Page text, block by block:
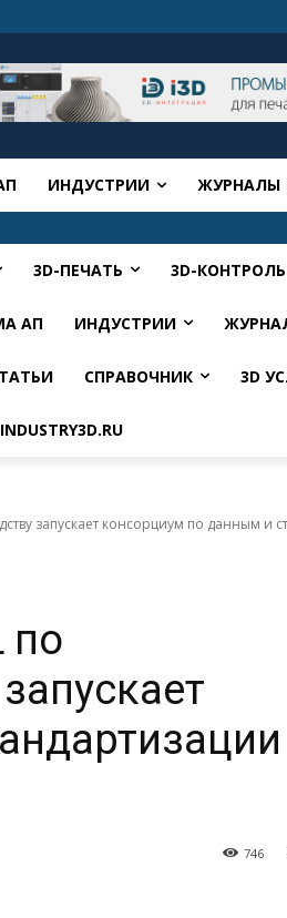
ИНДУСТРИИ ЖУРНАЛЫ
3D-ПЕЧАТЬ 3D-КОНТРОЛЬ
АП ИНДУСТРИИ
СПРАВОЧНИК 3D
запускает консорциум по данным и
по
746